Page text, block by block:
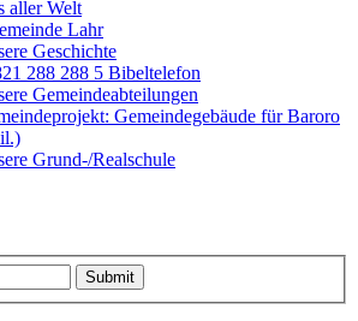
aller Welt
Lahr
Geschichte
288 288 5 Bibeltelefon
Gemeindeabteilungen
Gemeindegebäude für Baroro
Grund-/Realschule
Submit